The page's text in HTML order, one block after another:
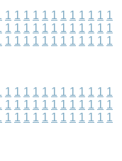
1 1 1 1 1 1 1 1 1 1 1 1
1 1 1 1 1 1 1 1 1 1 1 1
1 1 1 1 1 1 1 1 1 1 1 1
1 1 1 1 1 1 1 1 1 1 1 1
1 1 1 1 1 1 1 1 1 1 1 1
1 1 1 1 1 1 1 1 1 1 1 1